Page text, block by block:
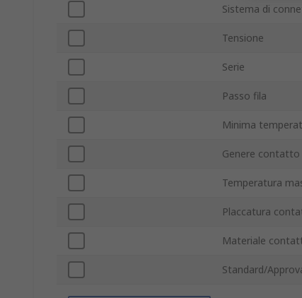
Sistema di
Tensione
Serie
Passo fila
Minima
Genere contatto
Temperatura
Placcatura
Materiale
Standard/